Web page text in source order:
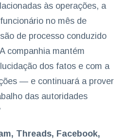
às operações, a
no mês de
de processo conduzido
companhia mantém
dos fatos e com a
— e continuará a prover
das autoridades
Threads, Facebook,